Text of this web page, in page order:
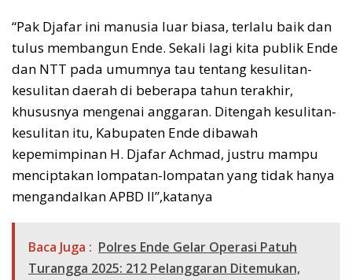
“Pak Djafar ini manusia luar biasa, terlalu baik dan
tulus membangun Ende. Sekali lagi kita publik Ende
dan NTT pada umumnya tau tentang kesulitan-
kesulitan daerah di beberapa tahun terakhir,
khususnya mengenai anggaran. Ditengah kesulitan-
kesulitan itu, Kabupaten Ende dibawah
kepemimpinan H. Djafar Achmad, justru mampu
menciptakan lompatan-lompatan yang tidak hanya
mengandalkan APBD II”,katanya
Baca Juga : Polres Ende Gelar Operasi Patuh
Turangga 2025: 212 Pelanggaran Ditemukan,